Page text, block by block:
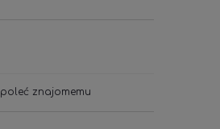
poleć znajomemu